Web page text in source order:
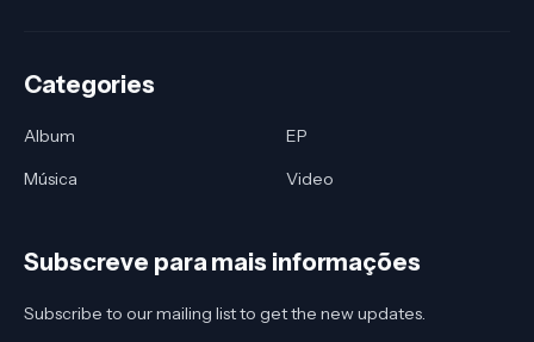
Categories
Album
EP
Música
Video
Subscreve para mais informações
Subscribe to our mailing list to get the new updates.